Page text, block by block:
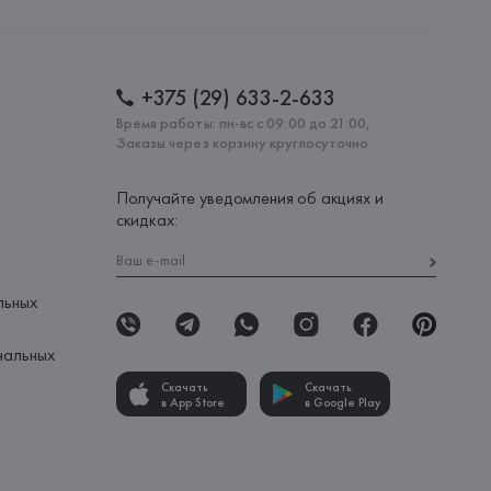
+375 (29) 633-2-633
Время работы: пн-вс с 09:00 до 21:00,
Заказы через корзину круглосуточно
Получайте уведомления об акциях и
скидках:
Скачать
в App Store
Скачать
в Google Play